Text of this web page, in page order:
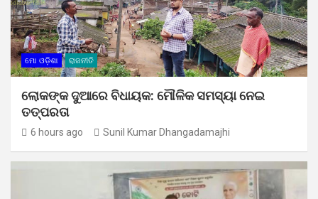
ମୋ ଓଡ଼ିଶା ରାଜନୀତି
ଲୋକଙ୍କ ଦୁଆରେ ବିଧାୟକ: ମୌଳିକ ସମସ୍ୟା ନେଇ
ତତ୍ପରତା
6 hours ago Sunil Kumar Dhangadamajhi